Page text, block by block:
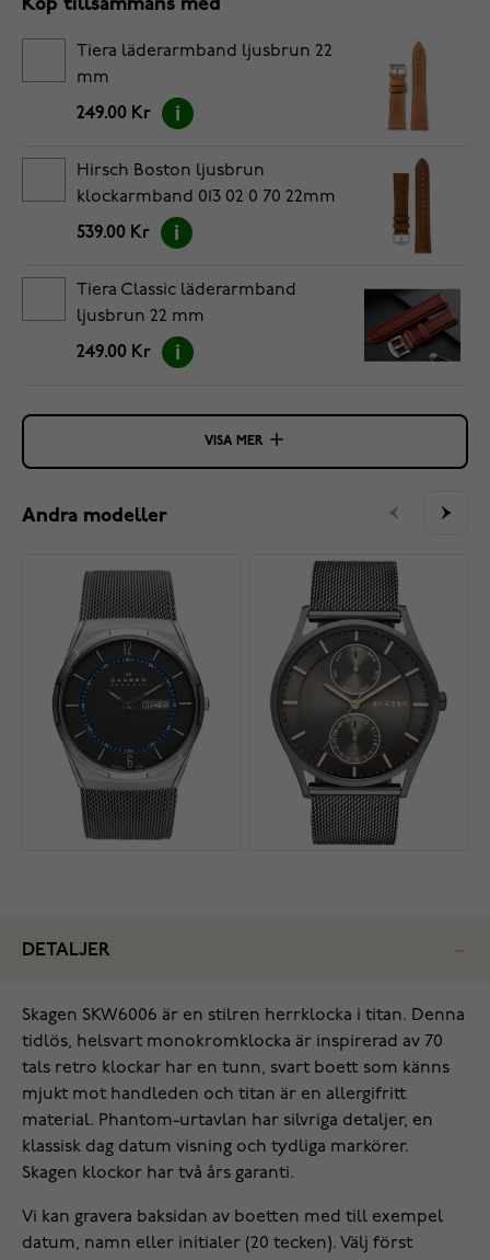
Köp tillsammans med
Tiera läderarmband ljusbrun 22
mm
249.00 Kr
Hirsch Boston ljusbrun
klockarmband 013 02 0 70 22mm
539.00 Kr
Tiera Classic läderarmband
ljusbrun 22 mm
249.00 Kr
VISA MER
Andra modeller
DETALJER
Skagen SKW6006 är en stilren herrklocka i titan. Denna
tidlös, helsvart monokromklocka är inspirerad av 70
tals retro klockar har en tunn, svart boett som känns
mjukt mot handleden och titan är en allergifritt
material. Phantom-urtavlan har silvriga detaljer, en
klassisk dag datum visning och tydliga markörer.
Skagen klockor har två års garanti.
Vi kan gravera baksidan av boetten med till exempel
datum, namn eller initialer (20 tecken). Välj först